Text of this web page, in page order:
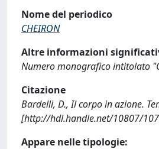
Nome del periodico
CHEIRON
Altre informazioni
Numero monografico intitolato
Citazione
Bardelli, D., Il corpo in azione.
[http://hdl.handle.net/10807/
Appare nelle tipologie: